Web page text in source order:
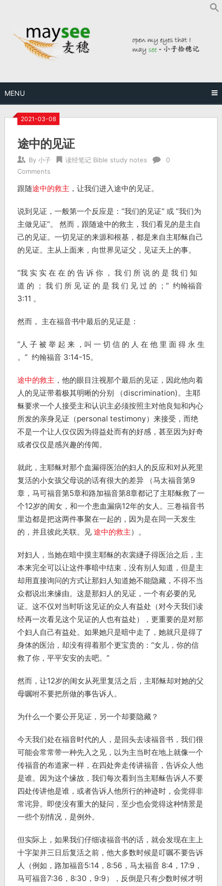
MENU
2021-03-08
途中的见证
By 小子 读经笔记 Bible study notes
0
Comments
跟随途中的救主 ，让我们进入途中的见证。
说到见证，一般第一个反应是：“我们的见证“ 或 ”我们为
主做见证”。 然而，跟随途中的救主，我们看见的是主自
己的见证。一切见证的来源和根基，都是来自主耶稣自己
的见证。主从上面来，向世界见证父，见证天上的事。
“我 实 实 在 在 的 告 诉 你 ， 我 们 所 说 的 是 我 们 知
道 的 ； 我 们 所 见 证 的 是 我 们 见 过 的 ；” 约翰福音
3:11 。
然而， 主在福音书中最后的见证是：
“人 子 被 举 起 来 ，叫 一 切 信 的 人 在 他 里 面 得 永 生
。” 约翰福音 3:14-15。
途中的救主 ，他的眼目注视那个最后的见证，因此他向着
人的见证带着极其明晰的分别 （discrimination)。主耶
稣要求一个人接受主和认识主必须按照主对他良知和内心
所发的亲身见证（personal testimony）来接受，而绝
不是一个让人仅仅因为得益处而有的好感，甚至因为好奇
或者仅仅是感兴趣的传闻。
就此，主耶稣对那个血漏得医治的妇人的反应和对从死里
复活的小女孩父母说的话有很大的差异 （马太福音第9
章，马可福音第5章和路加福音第8章都记了主耶稣救了一
个12岁的闺女，和一个患血漏病12年的女人。三卷福音书
里边都是把这两件事聚在一起的，因为是在同一天发生
的，并且彼此关联。见 途中的救主）。
对妇人，当她在暗中摸主耶稣的衣裳繸子得医治之后，主
本来完全可以让这件事暗中结束，没有别人知道，但是主
却用直接询问的方式让那妇人知道她不能隐藏，不得不当
众都说出来缘由。这是那妇人的见证，一个有必要的见
证。这不仅对当时听这见证的众人有益处（对今天我们读
经再一次看见这个见证的人也有益处），更重要的是对那
个妇人自己有益处。如果她只是暗中走了，她就只是得了
身体的医治，却没有得着那个更宝贵的：“女儿，你的信
救了你，平平安安的去吧。”
然而，让12岁的闺女从死里复活之后，主耶稣却对她的父
母嘱咐不要把所做的事告诉人。
为什么一个要公开见证，另一个却要隐藏？
今天我们处在福音时代的人，是回头去读福音书，我们很
可能会常常带一种先入之见，以为主当时在地上就像一个
传福音的布道家一样，在四处奔走传讲福音，告诉众人他
是谁。因为这个缘故，我们每次看到当主耶稣告诉人不要
四处传讲他是谁，或者告诉人他所行的神迹时，会觉得非
常诧异。即使没有重大的疑问，至少也会觉得这种情景是
一些个别情况，是例外。
但实际上，如果我们仔细读福音书的话，就会发现在主上
十字架并三日后复活之前，他大多数时候是叮嘱不要告诉
人（例如，路加福音5:14，8:56，马太福音 8:4，17:9，
马可福音7:36，8:30，9:9），反倒是只有少数时候才明